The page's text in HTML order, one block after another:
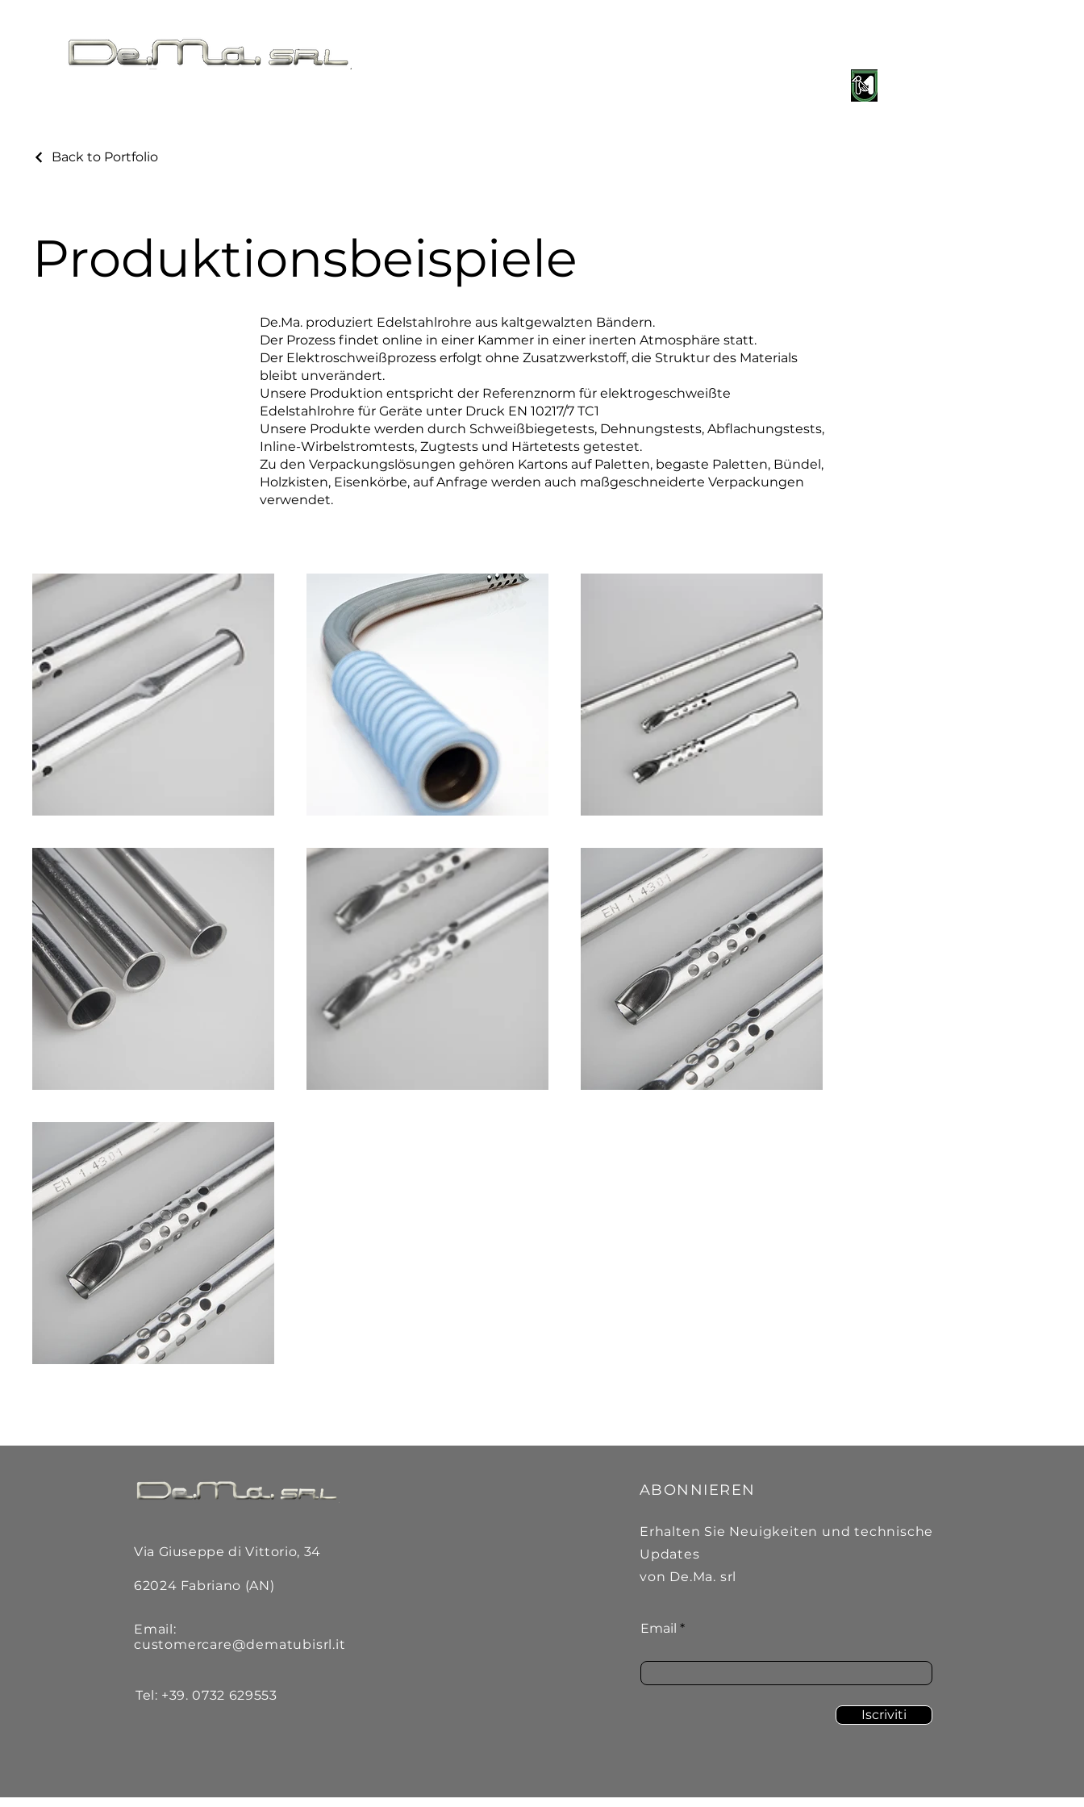
Back to Portfolio
Produktionsbeispiele
De.Ma. produziert Edelstahlrohre aus kaltgewalzten Bändern.
Der Prozess findet online in einer Kammer in einer inerten Atmosphäre statt.
Der Elektroschweißprozess erfolgt ohne Zusatzwerkstoff, die Struktur des Materials
bleibt unverändert.
Unsere Produktion entspricht der Referenznorm für elektrogeschweißte
Edelstahlrohre für Geräte unter Druck EN 10217/7 TC1
Unsere Produkte werden durch Schweißbiegetests, Dehnungstests, Abflachungstests,
Inline-Wirbelstromtests, Zugtests und Härtetests getestet.
Zu den Verpackungslösungen gehören Kartons auf Paletten, begaste Paletten, Bündel,
Holzkisten, Eisenkörbe, auf Anfrage werden auch maßgeschneiderte Verpackungen
verwendet.
Via Giuseppe di Vittorio, 34
62024 Fabriano (AN)
Email:
customercare@dematubisrl.it
Tel: +39. 0732 629553
ABONNIEREN
Erhalten Sie Neuigkeiten und technische
Updates
von De.Ma. srl
Email
Iscriviti